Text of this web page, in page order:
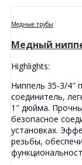
Медные трубы
Медный
Highlights:
Ниппель 35-3/4″
соединитель,
1″ дюйма.
безопасное
установках.
резьбы,